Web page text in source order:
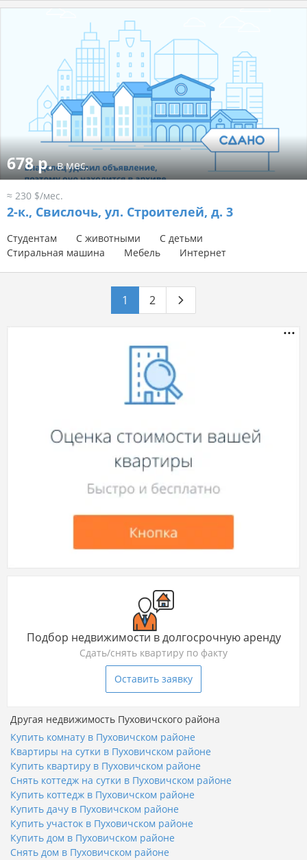
678 р.в мес.
≈ 230 $/мес.
2-к., Свислочь, ул. Строителей, д. 3
Студентам С животными
С детьми
Стиральная машина
Мебель Интернет
1 2
Подбор недвижимости в долгосрочную аренду
Сдать/снять квартиру по факту
Оставить заявку
Другая недвижимость Пуховичского района
Купить комнату в Пуховичском районе
Квартиры на сутки в Пуховичском районе
Купить квартиру в Пуховичском районе
Снять коттедж на сутки в Пуховичском районе
Купить коттедж в Пуховичском районе
Купить дачу в Пуховичском районе
Купить участок в Пуховичском районе
Купить дом в Пуховичском районе
Снять дом в Пуховичском районе